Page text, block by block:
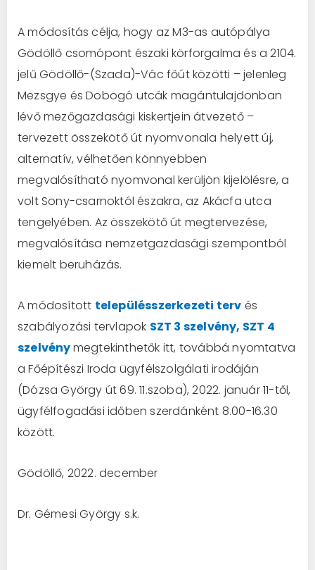
A módosítás célja, hogy az M3-as autópálya
Gödöllő csomópont északi körforgalma és a 2104.
jelű Gödöllő-(Szada)-Vác főút közötti – jelenleg
Mezsgye és Dobogó utcák magántulajdonban
lévő mezőgazdasági kiskertjein átvezető –
tervezett összekötő út nyomvonala helyett új,
alternatív, vélhetően könnyebben
megvalósítható nyomvonal kerüljön kijelölésre, a
volt Sony-csarnoktól északra, az Akácfa utca
tengelyében. Az összekötő út megtervezése,
megvalósítása nemzetgazdasági szempontból
kiemelt beruházás.
A módosított településszerkezeti terv és
szabályozási tervlapok SZT 3 szelvény, SZT 4
szelvénymegtekinthetők itt, továbbá nyomtatva
a Főépítészi Iroda ügyfélszolgálati irodáján
(Dózsa György út 69. 11.szoba), 2022. január 11-től,
ügyfélfogadási időben szerdánként 8.00-16.30
között.
Gödöllő, 2022. december
Dr. Gémesi György s.k.